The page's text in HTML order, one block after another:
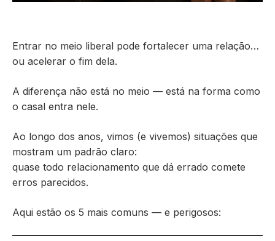
Entrar no meio liberal pode fortalecer uma relação…
ou acelerar o fim dela.
A diferença não está no meio — está na forma como
o casal entra nele.
Ao longo dos anos, vimos (e vivemos) situações que
mostram um padrão claro:
quase todo relacionamento que dá errado comete
erros parecidos.
Aqui estão os 5 mais comuns — e perigosos: